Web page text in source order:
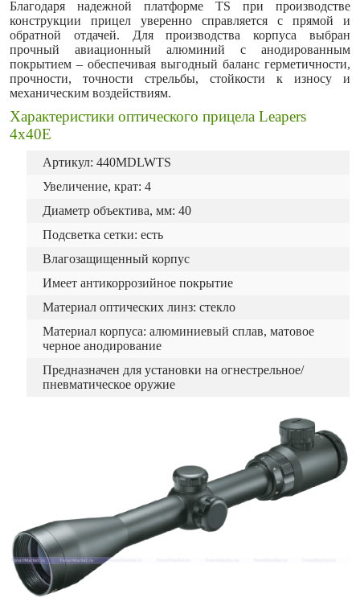
Благодаря надежной платформе TS при производстве
конструкции прицел уверенно справляется с прямой и
обратной отдачей. Для производства корпуса выбран
прочный авиационный алюминий с анодированным
покрытием – обеспечивая выгодный баланс герметичности,
прочности, точности стрельбы, стойкости к износу и
механическим воздействиям.
Характеристики оптического прицела Leapers
4x40E
Артикул: 440MDLWTS
Увеличение, крат: 4
Диаметр объектива, мм: 40
Подсветка сетки: есть
Влагозащищенный корпус
Имеет антикоррозийное покрытие
Материал оптических линз: стекло
Материал корпуса: алюминиевый сплав, матовое
черное анодирование
Предназначен для установки на огнестрельное/
пневматическое оружие